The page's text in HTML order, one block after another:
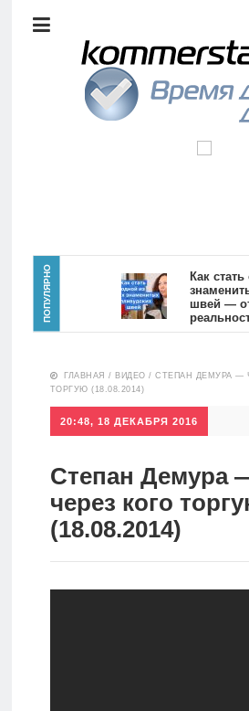
анализ
Видео
Сделано
Главная
Новости
Аналитика
Инвестиции
Дивиденды
Волновой
ПОПУЛЯРНО
Как стать
знаменитых
швей — от
10554
ГЛАВНАЯ / ВИДЕО /СТЕПАН ДЕМУРА —
ТОРГУЮ (18.08.2014)
20:48, 18 ДЕКАБРЯ 2016
Степан Демура
через кого
(18.08.2014)